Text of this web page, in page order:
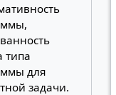
типа
для
задачи.